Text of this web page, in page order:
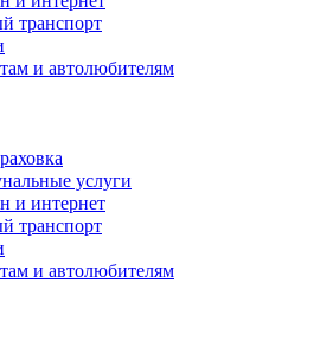
транспорт
и автолюбителям
услуги
и интернет
транспорт
и автолюбителям